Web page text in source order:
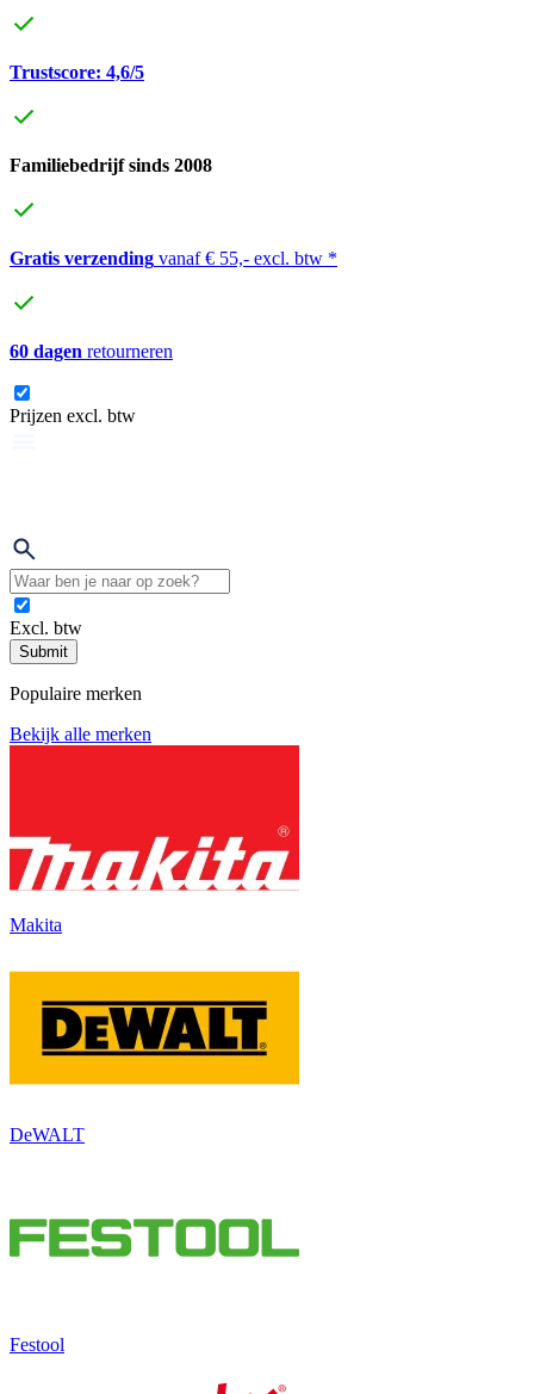
Trustscore: 4,6/5
Familiebedrijf sinds 2008
Gratis verzending vanaf € 55,- excl. btw *
60 dagen retourneren
Prijzen excl. btw
Excl. btw
Submit
Populaire merken
Bekijk alle merken
Makita
DeWALT
Festool